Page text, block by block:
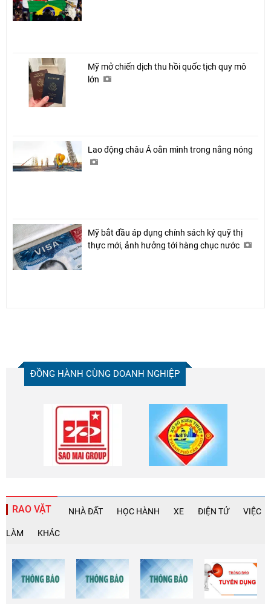
Mỹ mở chiến dịch thu hồi quốc tịch quy mô
lớn
Lao động châu Á oằn mình trong nắng nóng
Mỹ bắt đầu áp dụng chính sách ký quỹ thị
thực mới, ảnh hưởng tới hàng chục nước
ĐỒNG HÀNH CÙNG DOANH NGHIỆP
RAO VẶT NHÀ ĐẤT HỌC HÀNH XE ĐIỆN TỬ VIỆC
LÀM KHÁC